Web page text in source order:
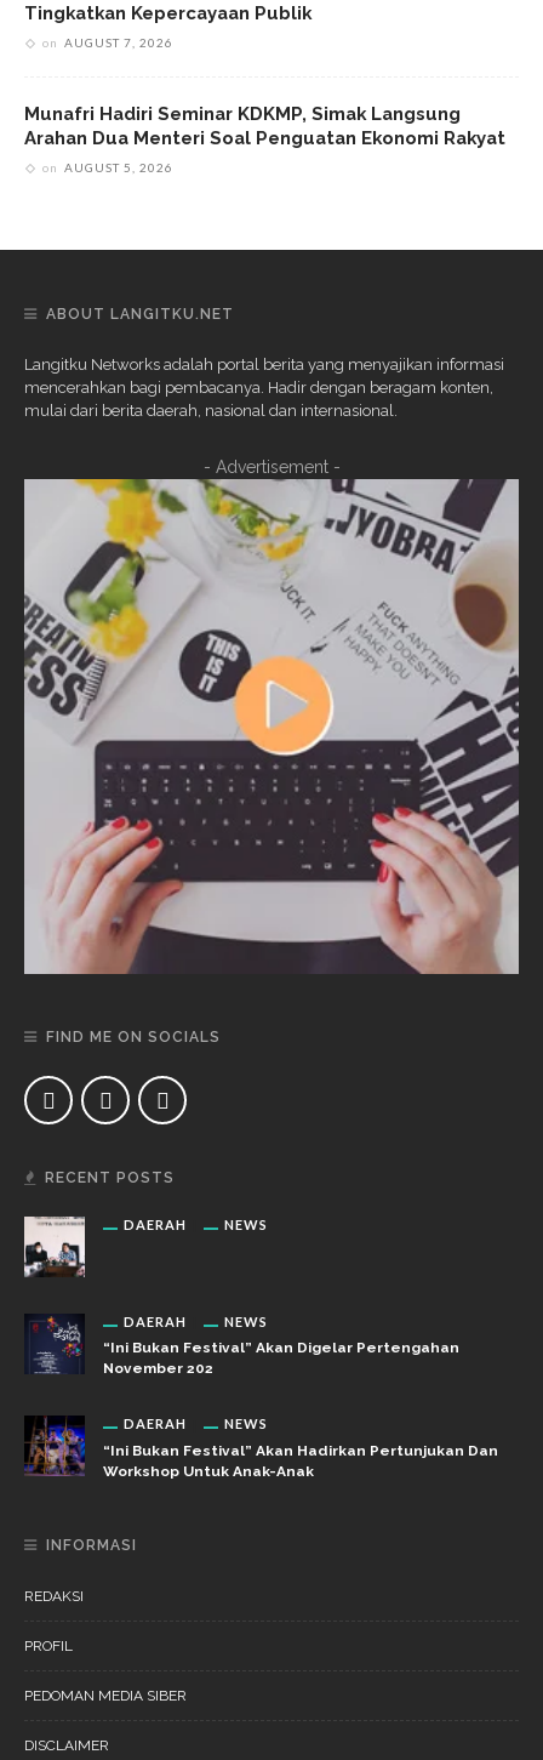
Tingkatkan Kepercayaan Publik
on AUGUST 7, 2026
Munafri Hadiri Seminar KDKMP, Simak Langsung
Arahan Dua Menteri Soal Penguatan Ekonomi Rakyat
on AUGUST 5, 2026
ABOUT LANGITKU.NET
Langitku Networks adalah portal berita yang menyajikan informasi
mencerahkan bagi pembacanya. Hadir dengan beragam konten,
mulai dari berita daerah, nasional dan internasional.
- Advertisement -
FIND ME ON SOCIALS
RECENT POSTS
DAERAH NEWS
DAERAH NEWS
“Ini Bukan Festival” Akan Digelar Pertengahan
November 202
DAERAH NEWS
“Ini Bukan Festival” Akan Hadirkan Pertunjukan Dan
Workshop Untuk Anak-Anak
INFORMASI
REDAKSI
PROFIL
PEDOMAN MEDIA SIBER
DISCLAIMER